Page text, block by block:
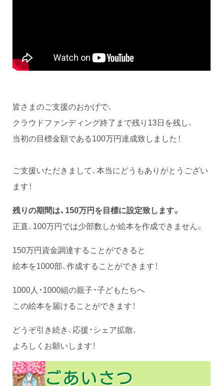
皆さまのご支援のおかげで、
クラウドファンディング終了まで残り13日を残し、
当初の目標金額である100万円達成致しました！
ご支援いただきまして、本当にどうもありがとうござい
ます！
残りの期間は、150万円を目標に設定致します。
正直、100万円では少部数しか絵本を作成できません。
150万円資金調達することができると
絵本を1000部、作成することができます！
1000人・1000組の親子・子どもたちへ
この絵本を届けることができます！
どうぞ引き続き、応援・シェア拡散、
よろしくお願いします！